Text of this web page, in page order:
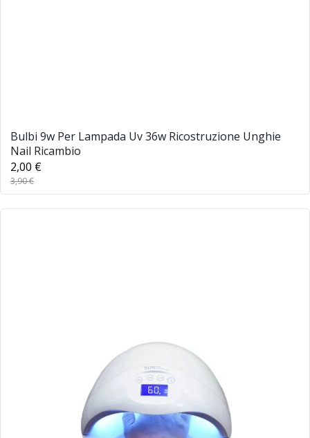
Bulbi 9w Per Lampada Uv 36w Ricostruzione Unghie
Nail Ricambio
2,00 €
3,90 €